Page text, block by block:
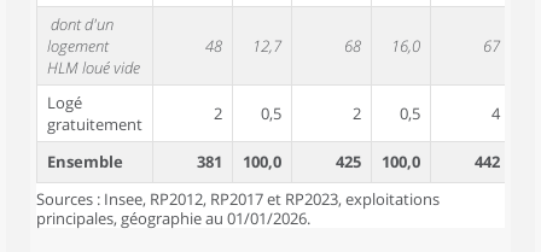
dont d'un
logement
HLM loué vide
48 12,7 68 16,0 67
Logé
gratuitement
2 0,5 2 0,5 4
Ensemble 381 100,0 425 100,0 442
Sources : Insee, RP2012, RP2017 et RP2023, exploitations
principales, géographie au 01/01/2026.